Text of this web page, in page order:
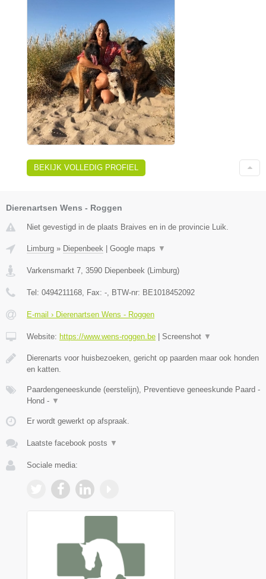
BEKIJK VOLLEDIG PROFIEL
Dierenartsen Wens - Roggen
Niet gevestigd in de plaats Braives en in de provincie Luik.
Limburg » Diepenbeek | Google maps ▼
Varkensmarkt 7 3590 Diepenbeek (Limburg)
Tel: 0494211168 , Fax: - , BTW-nr: BE1018452092
E-mail › Dierenartsen Wens - Roggen
Website: https://www.wens-roggen.be | Screenshot ▼
Dierenarts voor huisbezoeken, gericht op paarden maar ook honden
en katten.
Paardengeneeskunde (eerstelijn), Preventieve geneeskunde Paard -
Hond - ▼
Er wordt gewerkt op afspraak.
Laatste facebook posts ▼
Sociale media: